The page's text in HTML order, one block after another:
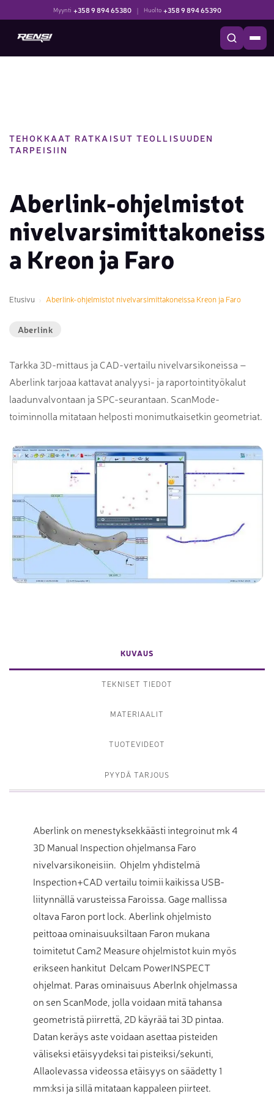
Myynti +358 9 894 65380 | Huolto +358 9 894 65390
TEHOKKAAT RATKAISUT TEOLLISUUDEN
TARPEISIIN
Aberlink-ohjelmistot
nivelvarsimittakoneiss
a Kreon ja Faro
Etusivu Aberlink-ohjelmistot nivelvarsimittakoneissa Kreon ja Faro
Aberlink
Tarkka 3D-mittaus ja CAD-vertailu nivelvarsikoneissa –
Aberlink tarjoaa kattavat analyysi- ja raportointityökalut
laadunvalvontaan ja SPC-seurantaan. ScanMode-
toiminnolla mitataan helposti monimutkaisetkin geometriat.
KUVAUS
TEKNISET TIEDOT
MATERIAALIT
TUOTEVIDEOT
PYYDÄ TARJOUS
Aberlink on menestyksekkäästi integroinut mk 4
3D Manual Inspection ohjelmansa Faro
nivelvarsikoneisiin. Ohjelm yhdistelmä
Inspection+CAD vertailu toimii kaikissa USB-
liitynnällä varusteissa Faroissa. Gage mallissa
oltava Faron port lock. Aberlink ohjelmisto
peittoaa ominaisuuksiltaan Faron mukana
toimitetut Cam2 Measure ohjelmistot kuin myös
erikseen hankitut Delcam PowerINSPECT
ohjelmat. Paras ominaisuus Aberlnk ohjelmassa
on sen ScanMode, jolla voidaan mitä tahansa
geometristä piirrettä, 2D käyrää tai 3D pintaa.
Datan keräys aste voidaan asettaa pisteiden
väliseksi etäisyydeksi tai pisteiksi/sekunti,
Allaolevassa videossa etäisyys on säädetty 1
mm:ksi ja sillä mitataan kappaleen piirteet.